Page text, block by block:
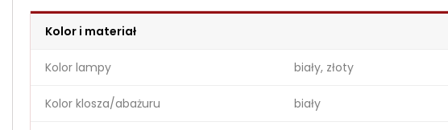
Kolor i materiał
Kolor lampy biały, złoty
Kolor klosza/abażuru biały